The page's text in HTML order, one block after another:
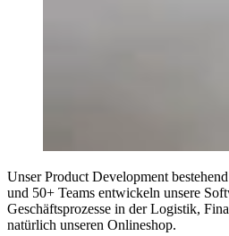
Unser Product Development
und 50+ Teams entwickeln unsere
Geschäftsprozesse in der Logistik,
natürlich unseren Onlineshop.